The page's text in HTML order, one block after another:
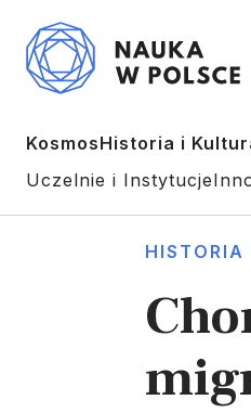
KosmosHistoria i
Uczelnie i Instytucje
HISTORIA